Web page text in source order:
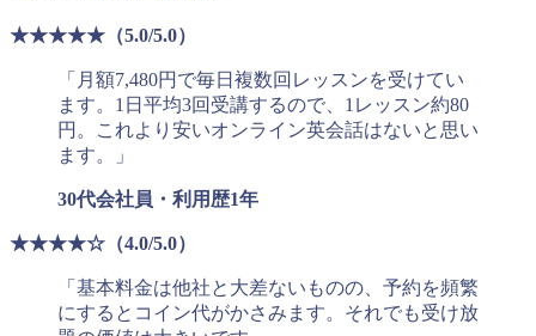
★★★★★（5.0/5.0）
「月額7,480円で毎日複数回レッスンを受けてい
ます。1日平均3回受講するので、1レッスン約80
円。これより安いオンライン英会話はないと思い
ます。」
30代会社員・利用歴1年
★★★★☆（4.0/5.0）
「基本料金は他社と大差ないものの、予約を頻繁
にするとコイン代がかさみます。それでも受け放